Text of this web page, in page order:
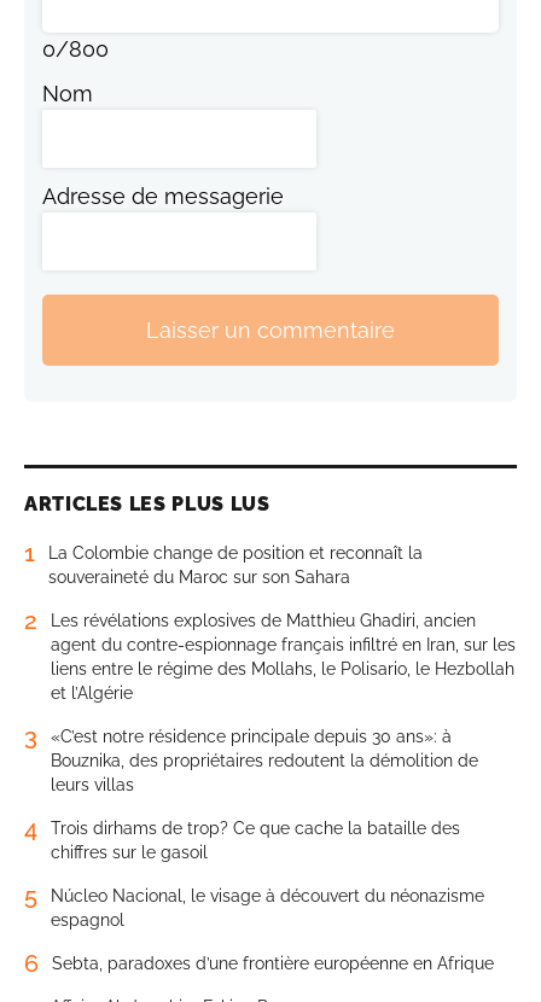
0/800
Nom
Adresse de messagerie
Laisser un commentaire
ARTICLES LES PLUS LUS
1
La Colombie change de position et reconnaît la
souveraineté du Maroc sur son Sahara
2
Les révélations explosives de Matthieu Ghadiri, ancien
agent du contre-espionnage français infiltré en Iran, sur les
liens entre le régime des Mollahs, le Polisario, le Hezbollah
et l’Algérie
3
«C’est notre résidence principale depuis 30 ans»: à
Bouznika, des propriétaires redoutent la démolition de
leurs villas
4
Trois dirhams de trop? Ce que cache la bataille des
chiffres sur le gasoil
5
Núcleo Nacional, le visage à découvert du néonazisme
espagnol
6 Sebta, paradoxes d’une frontière européenne en Afrique